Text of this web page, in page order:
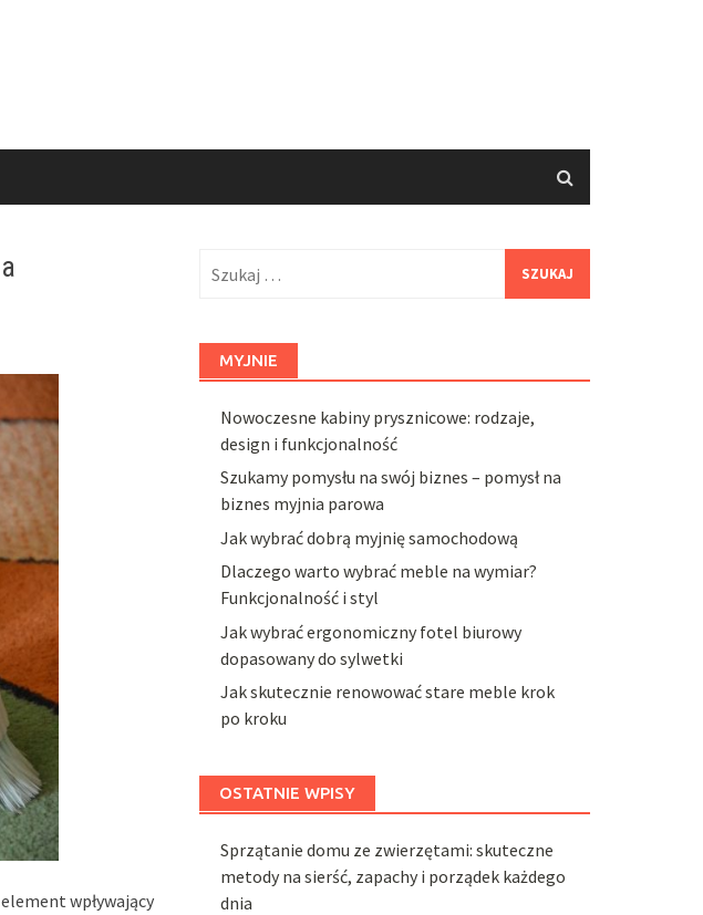
wpływający
MYJNIE
Nowoczesne kabiny prysznicowe: rodzaje,
design i funkcjonalność
Szukamy pomysłu na swój biznes – pomysł na
biznes myjnia parowa
Jak wybrać dobrą myjnię samochodową
Dlaczego warto wybrać meble na wymiar?
Funkcjonalność i styl
Jak wybrać ergonomiczny fotel biurowy
dopasowany do sylwetki
Jak skutecznie renowować stare meble krok
po kroku
OSTATNIE WPISY
Sprzątanie domu ze zwierzętami: skuteczne
metody na sierść, zapachy i porządek każdego
dnia